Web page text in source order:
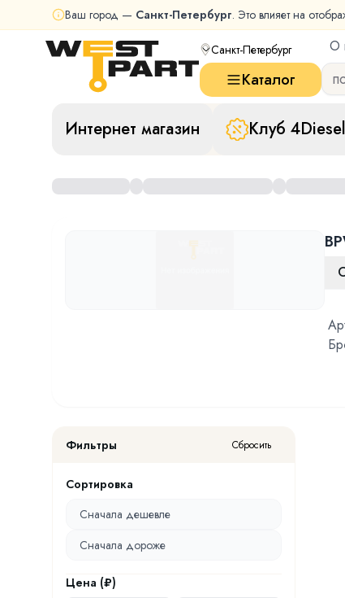
Ваш город — Санкт-Петербург. Это влияет на
Санкт-Петербург О
Каталог
Интернет магазин Клуб 4Diesel
Фильтры Сбросить
Сортировка
Сначала дешевле
Сначала дороже
Цена (₽)